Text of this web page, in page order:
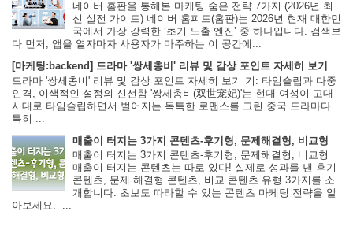
네이버 홈판을 통해본 마케팅 숨은 전략 7가지 (2026년 최
신 실전 가이드) 네이버 홈피드(홈판)는 2026년 현재 대한민
국에서 가장 강력한 ‘초기 노출 엔진’ 중 하나입니다. 검색보
다 먼저, 앱을 열자마자 사용자가 마주하는 이 공간에...
[마케팅:backend] 드라마 '쌍세총비' 리뷰 및 감상 포인트 자세히 보기
드라마 '쌍세총비' 리뷰 및 감상 포인트 자세히 보기 기: 타임슬립과 다중
인격, 이색적인 설정의 신선함 '쌍세총비(双世宠妃)'는 현대 여성이 고대
시대로 타임슬립하면서 벌어지는 독특한 로맨스를 그린 중국 드라마다.
특히 ...
매출이 터지는 3가지 콘텐츠-후기형, 문제해결형, 비교형
매출이 터지는 3가지 콘텐츠-후기형, 문제해결형, 비교형
매출이 터지는 콘텐츠는 따로 있다! 실제로 성과를 낸 후기
콘텐츠, 문제 해결형 콘텐츠, 비교 콘텐츠 유형 3가지를 소
개합니다. 초보도 따라할 수 있는 콘텐츠 마케팅 전략을 알
아보세요. ...